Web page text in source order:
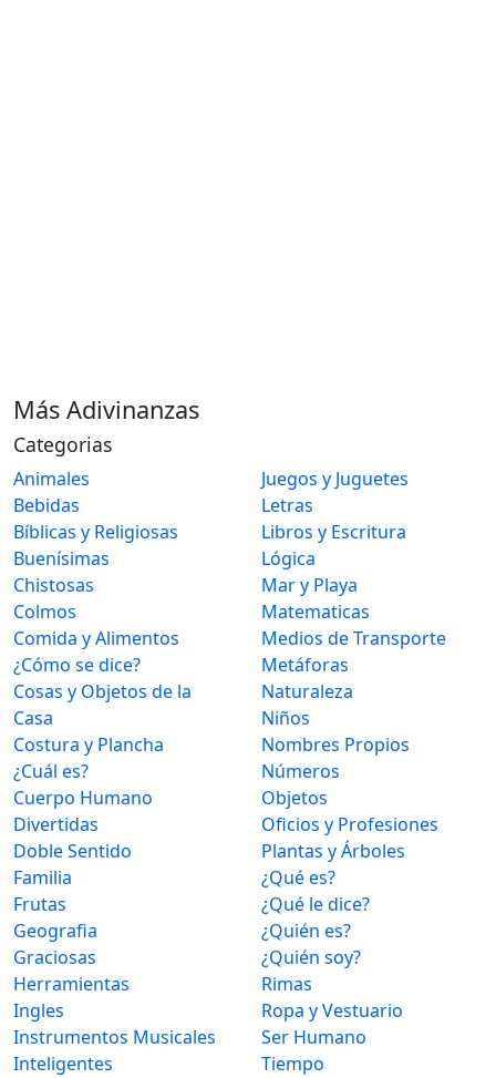
Más Adivinanzas
Categorias
Animales
Bebidas
Bíblicas y Religiosas
Buenísimas
Chistosas
Colmos
Comida y Alimentos
¿Cómo se dice?
Cosas y Objetos de la
Casa
Costura y Plancha
¿Cuál es?
Cuerpo Humano
Divertidas
Doble Sentido
Familia
Frutas
Geografia
Graciosas
Herramientas
Ingles
Instrumentos Musicales
Inteligentes
Juegos y Juguetes
Letras
Libros y Escritura
Lógica
Mar y Playa
Matematicas
Medios de Transporte
Metáforas
Naturaleza
Niños
Nombres Propios
Números
Objetos
Oficios y Profesiones
Plantas y Árboles
¿Qué es?
¿Qué le dice?
¿Quién es?
¿Quién soy?
Rimas
Ropa y Vestuario
Ser Humano
Tiempo